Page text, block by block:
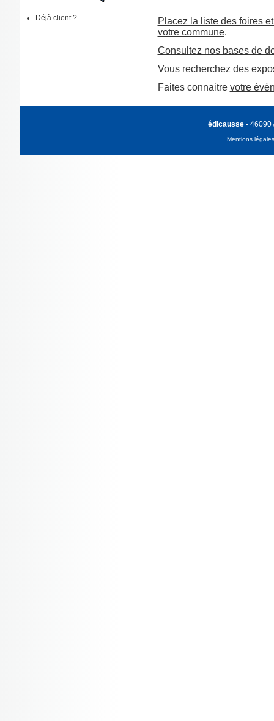
Déjà client ?
Placez la liste des foires
votre commune.
Consultez nos bases de
Vous recherchez des
Faites connaitre votre
édicausse - 46090
Mentions légales